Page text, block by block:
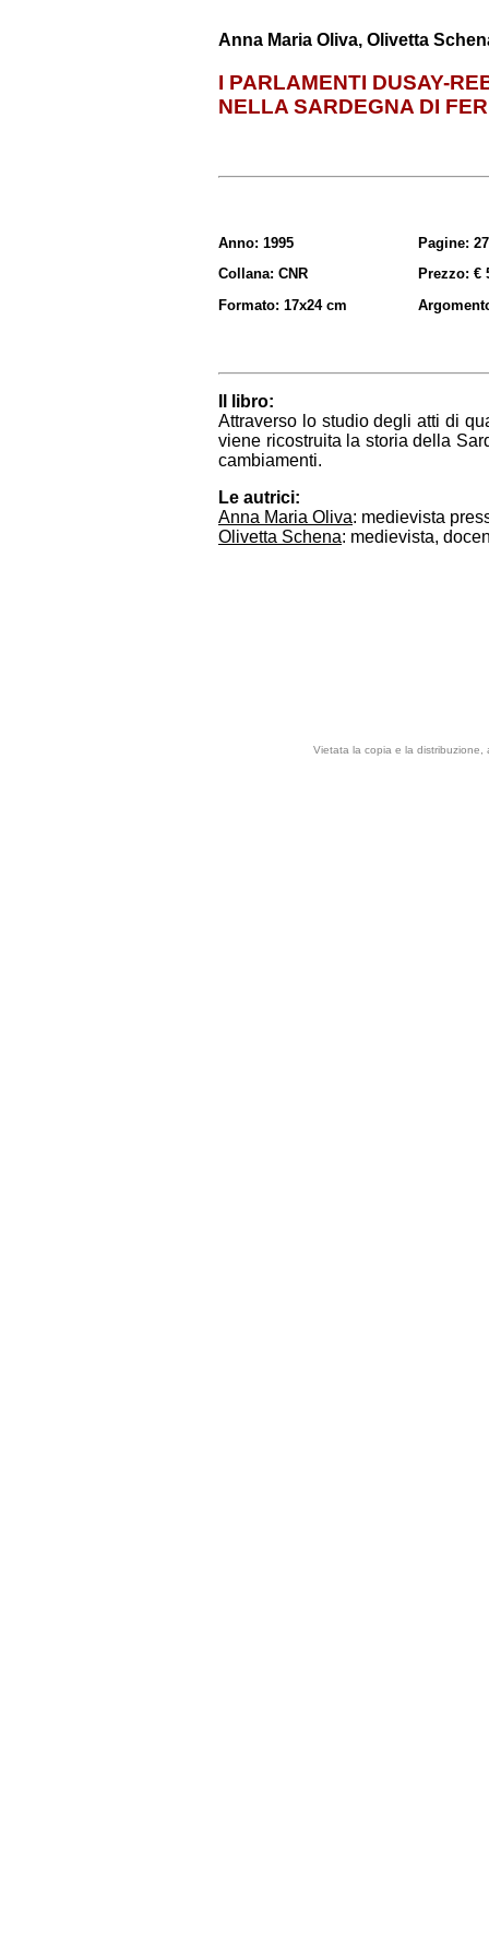
Anna Maria Oliva, Olivetta
I PARLAMENTI DUSAY-
NELLA SARDEGNA DI
Anno: 1995
Collana: CNR
Formato: 17x24 cm
Pagine:
Prezzo: €
Il libro:
Attraverso lo studio degli atti di
viene ricostruita la storia della
cambiamenti.
Le autrici:
Anna Maria Oliva: medievista
Olivetta Schena: medievista,
Vietata la copia e la distribuzione,